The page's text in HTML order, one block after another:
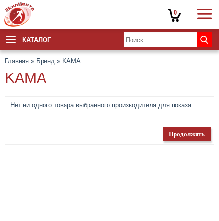
КАТАЛОГ
Главная » Бренд » KAMA
KAMA
Нет ни одного товара выбранного производителя для показа.
Продолжить
0